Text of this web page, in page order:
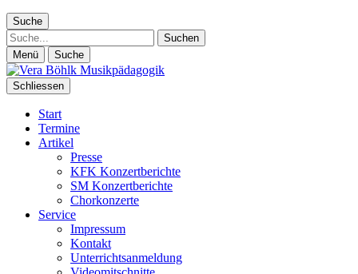
Suche
Suche
Menü Suche
Schliessen
Start
Termine
Artikel
Presse
KFK Konzertberichte
SM Konzertberichte
Chorkonzerte
Service
Impressum
Kontakt
Unterrichtsanmeldung